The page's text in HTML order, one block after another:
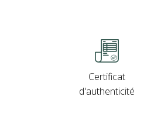
Certificat
d'authenticité